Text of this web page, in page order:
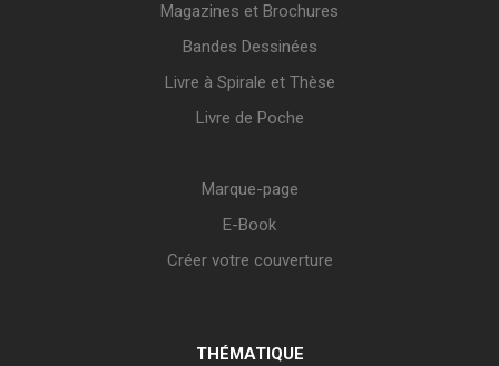
Magazines et Brochures
Bandes Dessinées
Livre à Spirale et Thèse
Livre de Poche
Marque-page
E-Book
Créer votre couverture
THÉMATIQUE